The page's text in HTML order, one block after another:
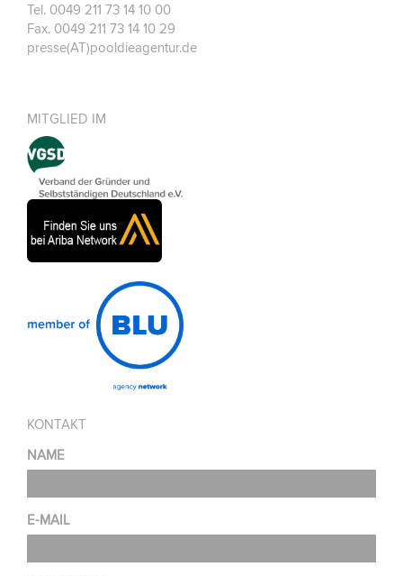
Tel. 0049 211 73 14 10 00
Fax. 0049 211 73 14 10 29
presse(AT)pooldieagentur.de
MITGLIED IM
KONTAKT
NAME
E-MAIL